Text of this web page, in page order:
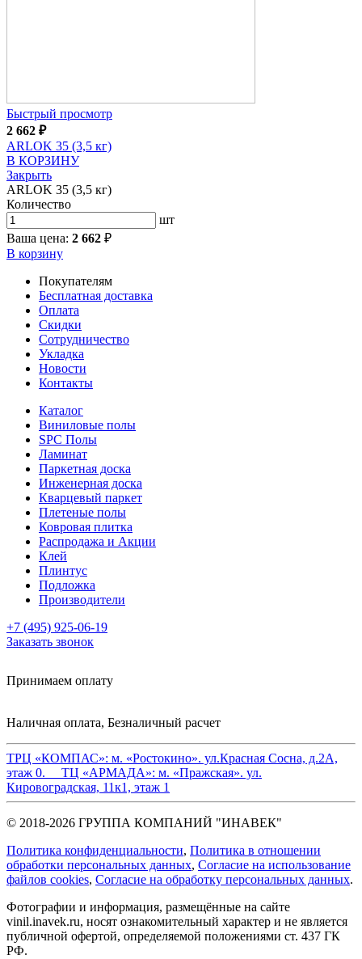
Быстрый просмотр
2 662 ₽
ARLOK 35 (3,5 кг)
В КОРЗИНУ
Закрыть
ARLOK 35 (3,5 кг)
Количество
шт
Ваша цена: 2 662 ₽
В корзину
Покупателям
Бесплатная доставка
Оплата
Скидки
Сотрудничество
Укладка
Новости
Контакты
Каталог
Виниловые полы
SPC Полы
Ламинат
Паркетная доска
Инженерная доска
Кварцевый паркет
Плетеные полы
Ковровая плитка
Распродажа и Акции
Клей
Плинтус
Подложка
Производители
+7 (495) 925-06-19
Заказать звонок
Принимаем оплату
Наличная оплата, Безналичный расчет
ТРЦ «КОМПАС»: м. «Ростокино». ул.Красная Сосна, д.2А,
этаж 0. ТЦ «АРМАДА»: м. «Пражская». ул.
Кировоградская, 11к1, этаж 1
© 2018-2026 ГРУППА КОМПАНИЙ "ИНАВЕК"
Политика конфиденциальности, Политика в отношении
обработки персональных данных, Cогласие на использование
файлов cookies, Согласие на обработку персональных данных.
Фотографии и информация, размещённые на сайте
vinil.inavek.ru, носят ознакомительный характер и не является
публичной офертой, определяемой положениями ст. 437 ГК
РФ.